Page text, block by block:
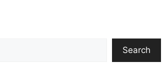
Search